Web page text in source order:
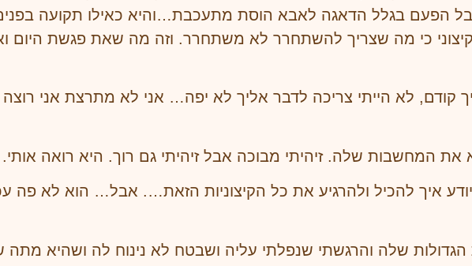
הפעם בגלל הדאגה לאבא הוסת מתעכבת…והיא כאילו תקועה בפנים
כי מה שצריך להשתחרר לא משתחרר. וזה מה שאת פגשת היום
קודם, לא הייתי צריכה לדבר אליך לא יפה… אני לא מתרצת אני
את המחשבות שלה. זיהיתי מבוכה אבל זיהיתי גם רוך. היא רואה אותי.
איך להכיל ולהרגיע את כל הקיצוניות הזאת…. אבל… הוא לא פה
הגדולות שלה והרגשתי שנפלתי עליה ושבטח לא נינוח לה ושהיא מתה